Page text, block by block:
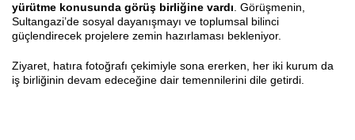
yürütme konusunda görüş birliğine vardı . Görüşmenin,
Sultangazi’de sosyal dayanışmayı ve toplumsal bilinci
güçlendirecek projelere zemin hazırlaması bekleniyor.
Ziyaret, hatıra fotoğrafı çekimiyle sona ererken, her iki kurum da
iş birliğinin devam edeceğine dair temennilerini dile getirdi.